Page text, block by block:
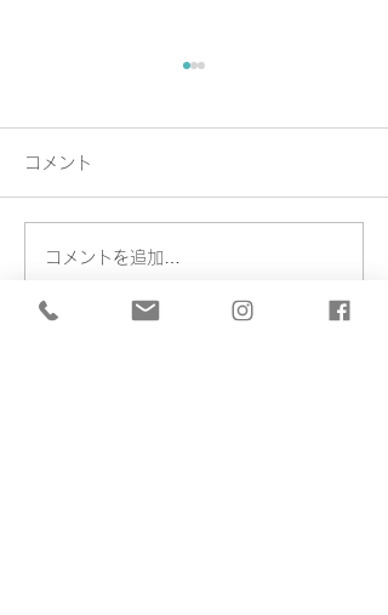
Exhibition…
コメント
コメントを追加…